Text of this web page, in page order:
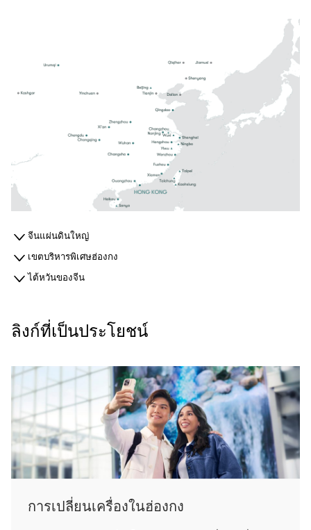
จีนแผ่นดินใหญ่
เขตบริหารพิเศษฮ่องกง
ไต้หวันของจีน
ลิงก์ที่เป็นประโยชน์
การเปลี่ยนเครื่องในฮ่องกง